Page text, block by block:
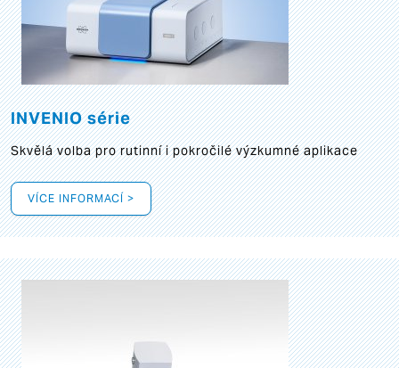
INVENIO série
Skvělá volba pro rutinní i pokročilé výzkumné aplikace
VÍCE INFORMACÍ >